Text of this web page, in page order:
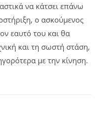
να κάτσει επάνω
ο ασκούμενος
εαυτό του και θα
και τη σωστή στάση,
με την κίνηση.